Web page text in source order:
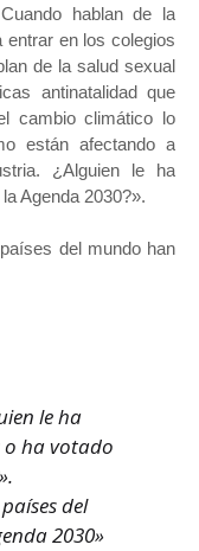
hablan de la
entrar en los colegios
de la salud sexual
antinatalidad que
cambio climático lo
están afectando a
¿Alguien le ha
Agenda 2030?».
del mundo han
le ha
o ha votado
del
2030»